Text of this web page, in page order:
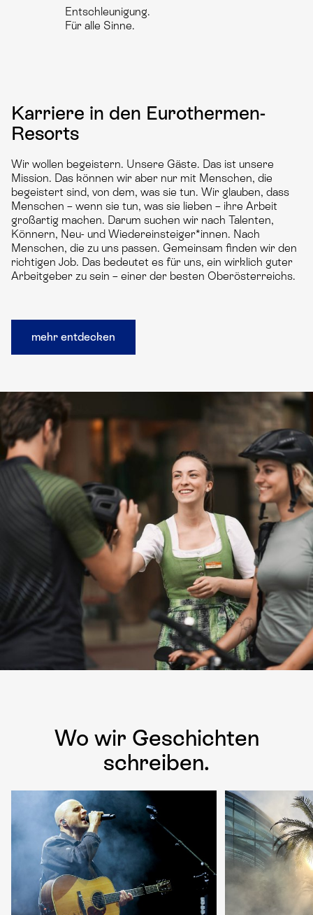
Entschleunigung.
Für alle Sinne.
Karriere in den Eurothermen­
Resorts
Wir wollen begeistern. Unsere Gäste. Das ist unsere
Mission. Das können wir aber nur mit Menschen, die
begeistert sind, von dem, was sie tun. Wir glauben, dass
Menschen – wenn sie tun, was sie lieben – ihre Arbeit
großartig machen. Darum suchen wir nach Talenten,
Könnern, Neu- und Wiedereinsteiger*innen. Nach
Menschen, die zu uns passen. Gemeinsam finden wir den
richtigen Job. Das bedeutet es für uns, ein wirklich guter
Arbeitgeber zu sein – einer der besten Oberösterreichs.
mehr entdecken
Wo wir Geschichten
schreiben.